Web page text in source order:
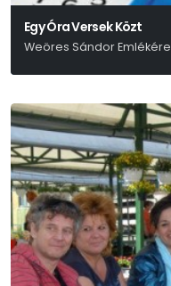
Egy Óra Versek Közt
Weöres Sándor Emlékére